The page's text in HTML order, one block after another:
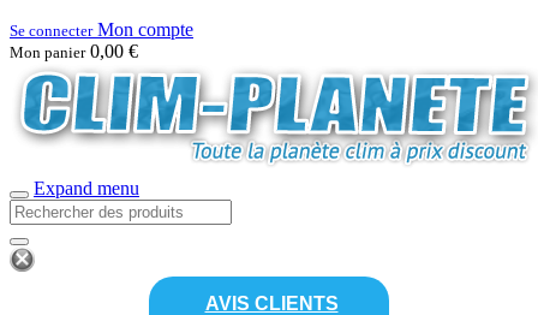
Se connecterMon compte
Mon panier 0,00 €
Expand menu
AVIS CLIENTS